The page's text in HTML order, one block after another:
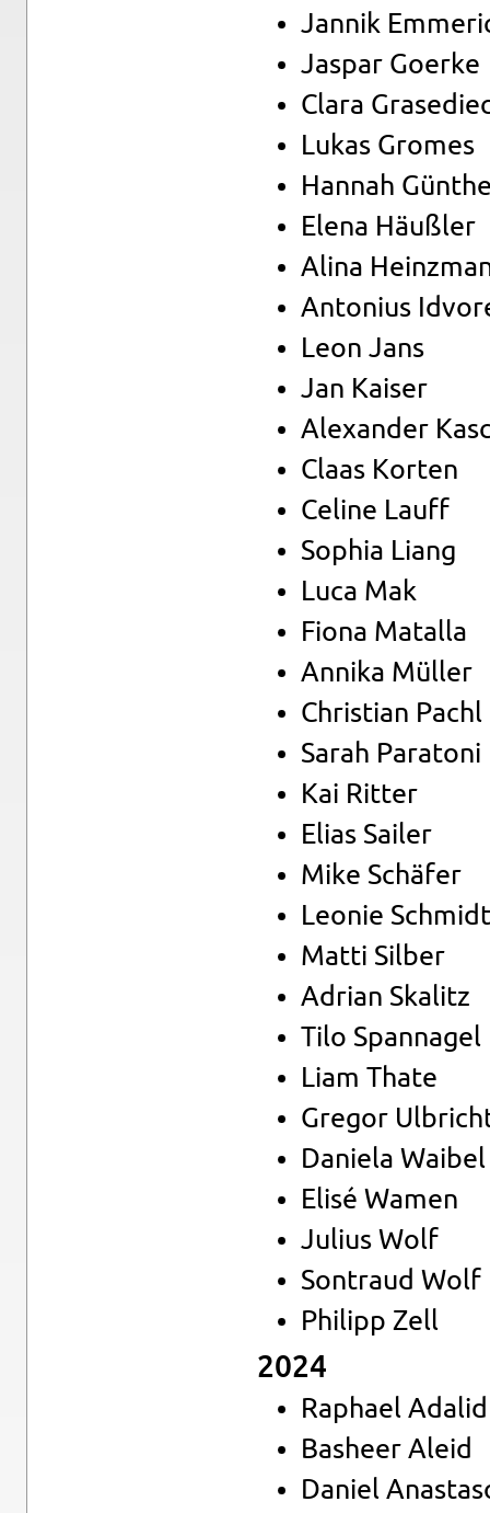
Jan­nik
Jas­par Go­er­ke
Clara
Lukas Gro­mes
Han­nah
Elena Häuß­ler
Alina
An­to­ni­us
Leon Jans
Jan Kai­ser
Alex­an­der
Claas Kor­ten
Ce­li­ne Lauff
So­phia Liang
Luca Mak
Fiona Ma­tal­la
An­ni­ka Mül­ler
Chris­ti­an Pachl
Sarah Pa­ra­to­ni
Kai Rit­ter
Elias Sai­ler
Mike Schä­fer
Leo­nie Schmidt
Matti Sil­ber
Adri­an Ska­litz
Tilo Sp­an­na­gel
Liam Thate
Gre­gor
Da­nie­la Wai­bel
Elisé Wamen
Ju­li­us Wolf
Son­traud Wolf
Phil­ipp Zell
2024
Ra­pha­el
Bas­heer Aleid
Da­ni­el